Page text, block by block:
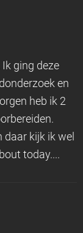
Ik ging deze
en
heb ik 2
daar kijk ik wel
today....